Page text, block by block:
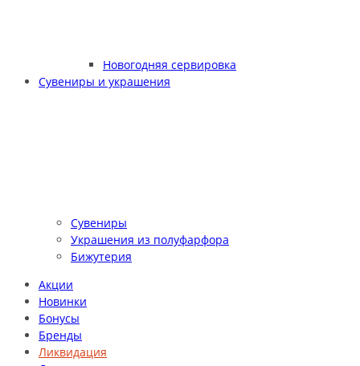
Новогодняя сервировка
Сувениры и украшения
Сувениры
Украшения из полуфарфора
Бижутерия
Акции
Новинки
Бонусы
Бренды
Ликвидация